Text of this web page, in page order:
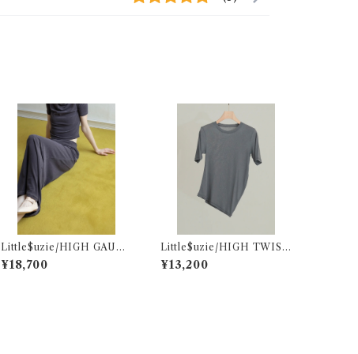
Little$uzie/HIGH GAUGE
PILE LONG SKIRT(Gray)
¥18,700
Little$uzie/HIGH TWIST
JERSEY DISTORTED S/S
TEE(Gray)
¥13,200